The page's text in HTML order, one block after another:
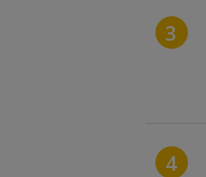
3
4